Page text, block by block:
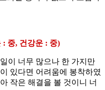
중, 건강운 : 중)
이 너무 많으나 한 가지만
있다면 어려움에 봉착하였
작은 해결을 볼 것이니 너